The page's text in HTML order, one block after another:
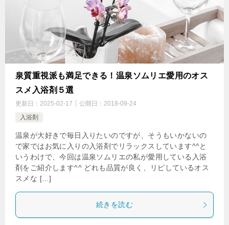
泉質重視派も満足できる！温泉ソムリエ愛用のオス
スメ入浴剤５選
更新日： 2025-02-17 公開日： 2018-09-24
入浴剤
温泉が大好きで毎日入りたいのですが、そうもいかないの
で家ではお気に入りの入浴剤でリラックスしています^^と
いうわけで、今回は温泉ソムリエの私が愛用している入浴
剤をご紹介します^^ どれも品質が良く、リピしているオス
スメな […]
続きを読む